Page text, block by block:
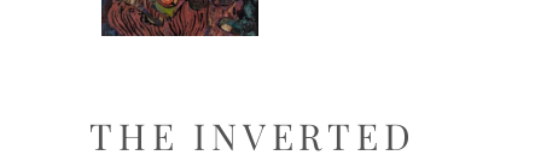
THE INVERTED